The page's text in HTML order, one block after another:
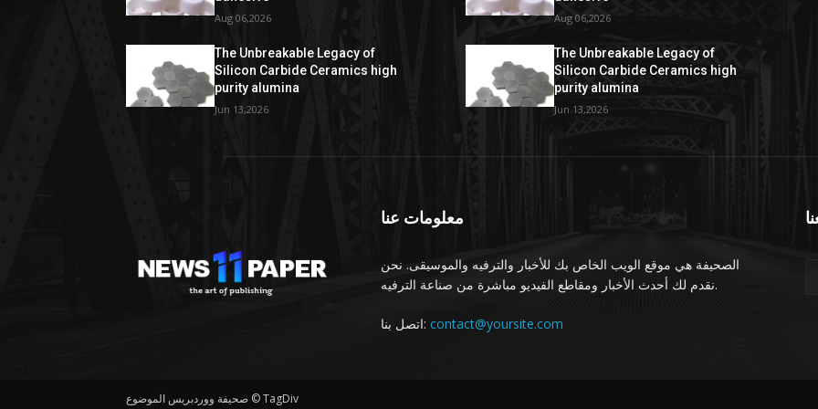
Aug 06,2026
The Unbreakable Legacy of
Silicon Carbide Ceramics high
purity alumina
Jun 13,2026
Aug 06,2026
The Unbreakable Legacy of
Silicon Carbide Ceramics high
purity alumina
Jun 13,2026
معلومات عنا
الصحيفة هي موقع الويب الخاص بك للأخبار والترفيه والموسيقى. نحن
نقدم لك أحدث الأخبار ومقاطع الفيديو مباشرة من صناعة الترفيه.
اتصل بنا: contact@yoursite.com
صحيفة ووردبريس الموضوع © TagDiv